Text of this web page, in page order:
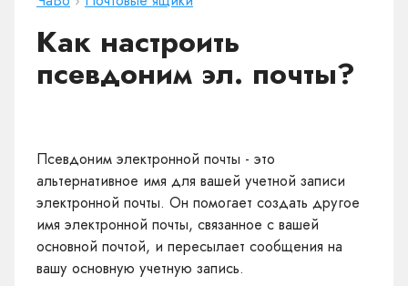
Как настроить
псевдоним эл. почты?
Псевдоним электронной почты - это
альтернативное имя для вашей учетной записи
электронной почты. Он помогает создать другое
имя электронной почты, связанное с вашей
основной почтой, и пересылает сообщения на
вашу основную учетную запись.